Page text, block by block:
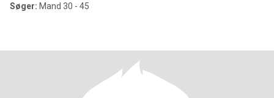
Søger: Mand 30 - 45